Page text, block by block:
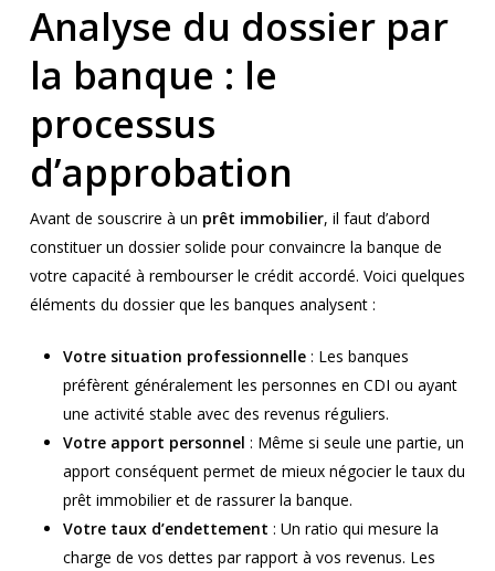
Analyse du dossier par
la banque : le
processus
d’approbation
Avant de souscrire à un prêt immobilier, il faut d’abord
constituer un dossier solide pour convaincre la banque de
votre capacité à rembourser le crédit accordé. Voici quelques
éléments du dossier que les banques analysent :
Votre situation professionnelle: Les banques
préfèrent généralement les personnes en CDI ou ayant
une activité stable avec des revenus réguliers.
Votre apport personnel : Même si seule une partie, un
apport conséquent permet de mieux négocier le taux du
prêt immobilier et de rassurer la banque.
Votre taux d’endettement : Un ratio qui mesure la
charge de vos dettes par rapport à vos revenus. Les